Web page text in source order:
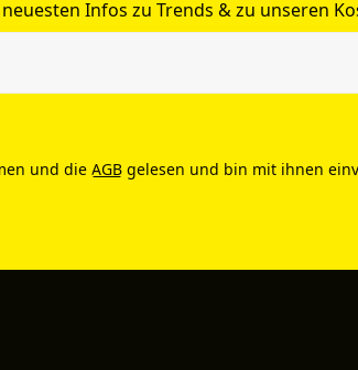
Infos zu Trends & zu unseren
und die AGB gelesen und bin mit ihnen